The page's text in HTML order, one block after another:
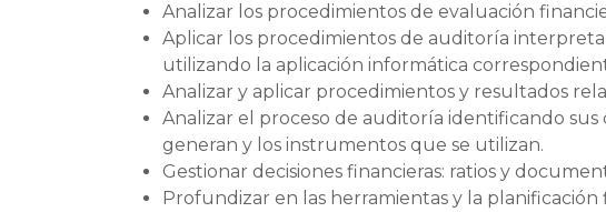
Analizar los procedimientos de evaluación
Aplicar los procedimientos de auditoría
utilizando la aplicación informática
Analizar y aplicar procedimientos y resultados
Analizar el proceso de auditoría identificando
generan y los instrumentos que se utilizan.
Gestionar decisiones financieras: ratios y
Profundizar en las herramientas y la planificación